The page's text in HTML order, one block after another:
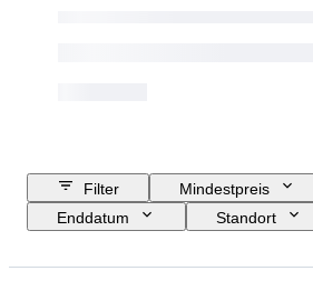
Filter Mindestpreis
Enddatum
Standort